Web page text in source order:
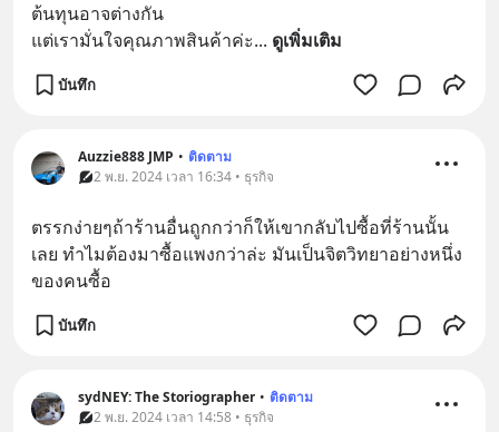
ต้นทุนอาจต่างกัน
แต่เรามั่นใจคุณภาพสินค้าค่ะ... ดูเพิ่มเติม
บันทึก
Auzzie888 JMP • ติดตาม
2 พ.ย. 2024 เวลา 16:34 • ธุรกิจ
ตรรกง่ายๆถ้าร้านอื่นถูกกว่าก็ให้เขากลับไปซื้อที่ร้านนั้น
เลย ทำไมต้องมาซื้อแพงกว่าล่ะ มันเป็นจิตวิทยาอย่างหนึ่ง
ของคนซื้อ
บันทึก
sydNEY: The Storiographer • ติดตาม
2 พ.ย. 2024 เวลา 14:58 • ธุรกิจ